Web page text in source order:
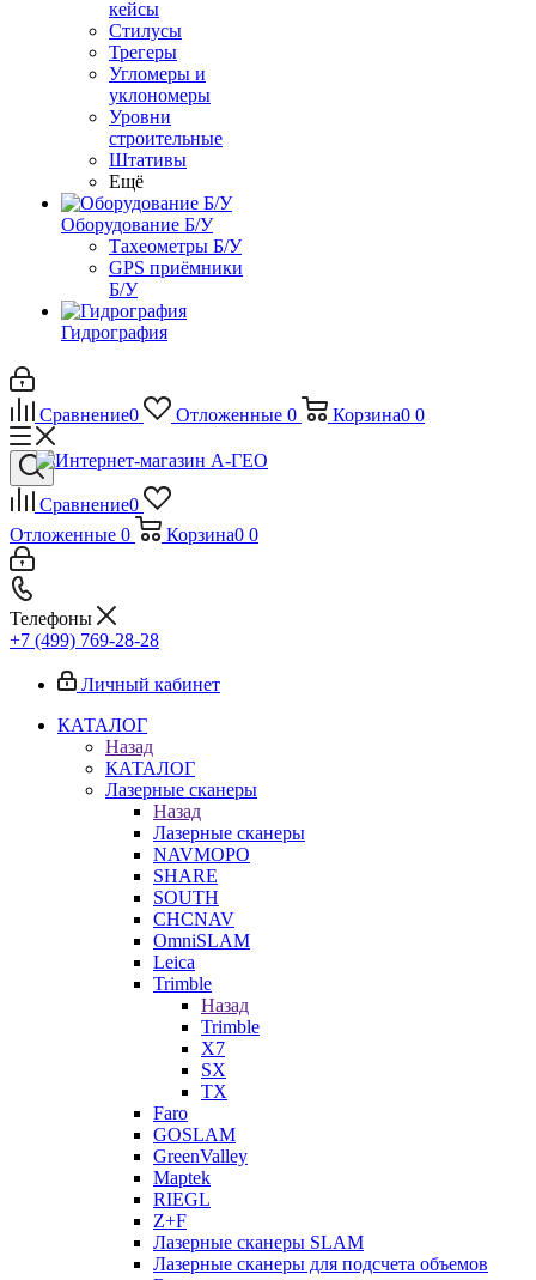
кейсы
Стилусы
Трегеры
Угломеры и
уклономеры
Уровни
строительные
Штативы
Ещё
Оборудование Б/У
Тахеометры Б/У
GPS приёмники
Б/У
Гидрография
Сравнение0 Отложенные 0 Корзина0 0
Сравнение0
Отложенные 0 Корзина0 0
Телефоны
+7 (499) 769-28-28
Личный кабинет
КАТАЛОГ
Назад
КАТАЛОГ
Лазерные сканеры
Назад
Лазерные сканеры
NAVMOPO
SHARE
SOUTH
CHCNAV
OmniSLAM
Leica
Trimble
Назад
Trimble
X7
SX
TX
Faro
GOSLAM
GreenValley
Maptek
RIEGL
Z+F
Лазерные сканеры SLAM
Лазерные сканеры для подсчета объемов